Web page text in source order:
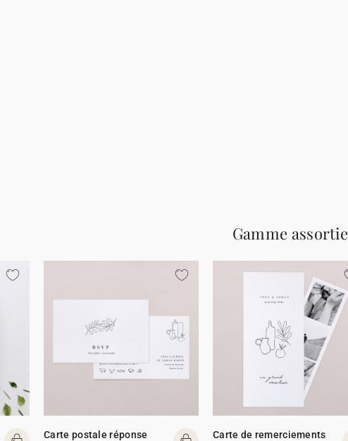
Gamme assortie
Carte postale réponse Carte de remerciements